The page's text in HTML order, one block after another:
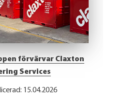
förvärvar Claxton
Services
15.04.2026